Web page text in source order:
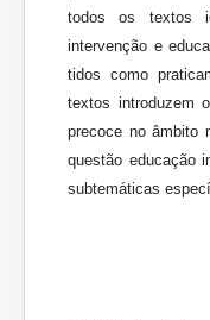
todos os textos
intervenção e
tidos como
textos introduzem
precoce no âmbito
questão educação
subtemáticas